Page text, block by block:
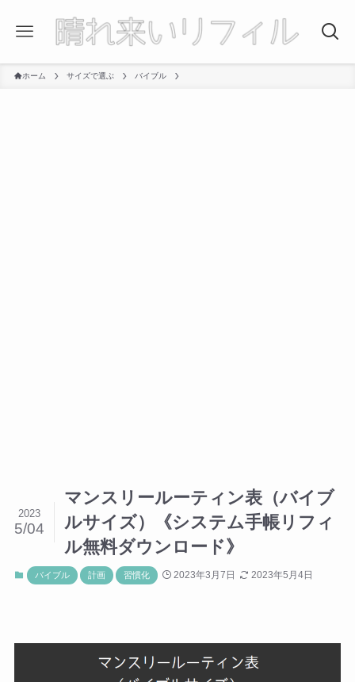
ホーム サイズで選ぶ バイブル
マンスリールーティン表（バイブ
ルサイズ）《システム手帳リフィ
ル無料ダウンロード》
2023
5/04
バイブル 計画 習慣化 2023年3月7日 2023年5月4日